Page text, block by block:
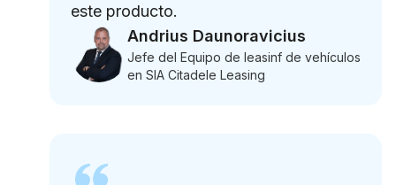
este producto.
Andrius Daunoravicius
Jefe del Equipo de leasinf de vehículos
en SIA Citadele Leasing